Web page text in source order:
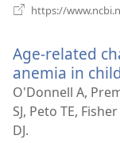
https://
Age-related
anemia in
O'Donnell A,
SJ, Peto TE,
DJ.